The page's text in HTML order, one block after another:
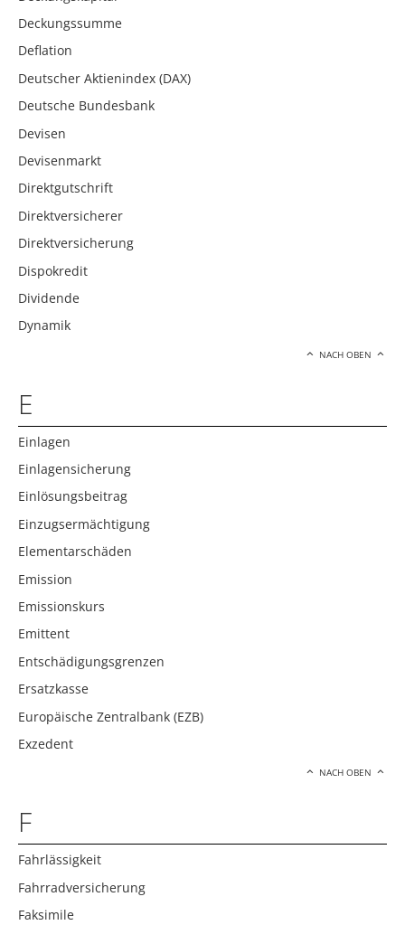
Deckungssumme
Deflation
Deutscher Aktienindex (DAX)
Deutsche Bundesbank
Devisen
Devisenmarkt
Direktgutschrift
Direktversicherer
Direktversicherung
Dispokredit
Dividende
Dynamik
NACH OBEN
E
Einlagen
Einlagensicherung
Einlösungsbeitrag
Einzugsermächtigung
Elementarschäden
Emission
Emissionskurs
Emittent
Entschädigungsgrenzen
Ersatzkasse
Europäische Zentralbank (EZB)
Exzedent
NACH OBEN
F
Fahrlässigkeit
Fahrradversicherung
Faksimile